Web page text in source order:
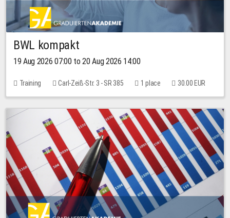
BWL kompakt
19 Aug 2026 07:00 to 20 Aug 2026 14:00
Training Carl-Zeiß-Str. 3 - SR 385 1 place 30.00 EUR